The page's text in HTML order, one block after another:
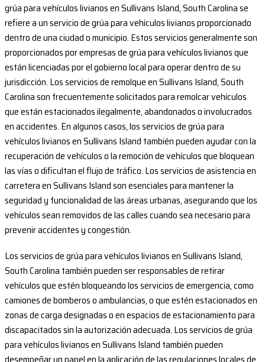
grúa para vehículos livianos en Sullivans Island, South Carolina se
refiere a un servicio de grúa para vehículos livianos proporcionado
dentro de una ciudad o municipio. Estos servicios generalmente son
proporcionados por empresas de grúa para vehículos livianos que
están licenciadas por el gobierno local para operar dentro de su
jurisdicción. Los servicios de remolque en Sullivans Island, South
Carolina son frecuentemente solicitados para remolcar vehículos
que están estacionados ilegalmente, abandonados o involucrados
en accidentes. En algunos casos, los servicios de grúa para
vehículos livianos en Sullivans Island también pueden ayudar con la
recuperación de vehículos o la remoción de vehículos que bloquean
las vías o dificultan el flujo de tráfico. Los servicios de asistencia en
carretera en Sullivans Island son esenciales para mantener la
seguridad y funcionalidad de las áreas urbanas, asegurando que los
vehículos sean removidos de las calles cuando sea necesario para
prevenir accidentes y congestión.
Los servicios de grúa para vehículos livianos en Sullivans Island,
South Carolina también pueden ser responsables de retirar
vehículos que estén bloqueando los servicios de emergencia, como
camiones de bomberos o ambulancias, o que estén estacionados en
zonas de carga designadas o en espacios de estacionamiento para
discapacitados sin la autorización adecuada. Los servicios de grúa
para vehículos livianos en Sullivans Island también pueden